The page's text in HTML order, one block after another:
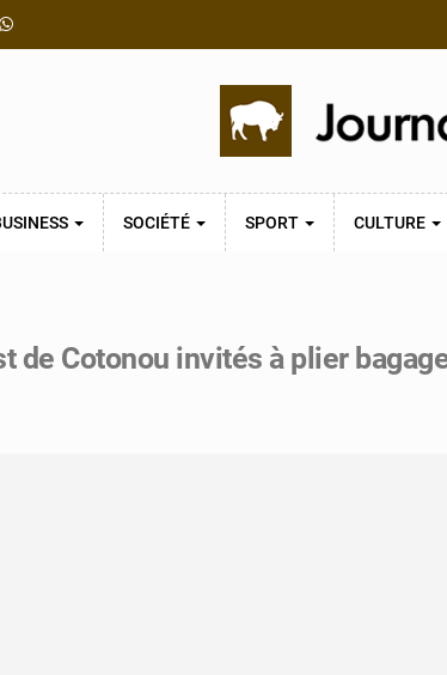
SOCIÉTÉ SPORT CULTURE
de Cotonou invités à plier